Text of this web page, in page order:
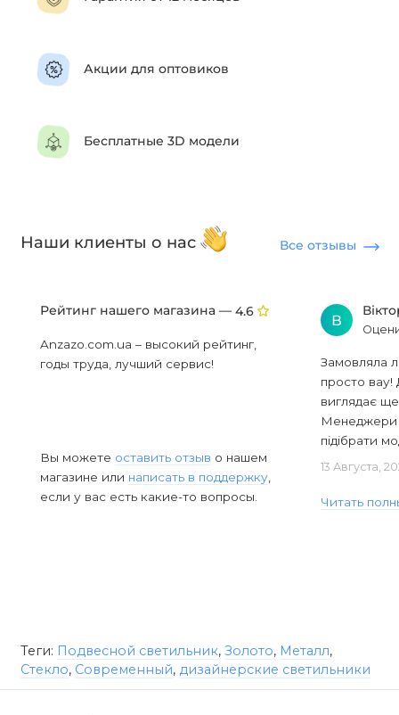
Акции для оптовиков
Бесплатные 3D модели
Наши клиенты о нас Все отзывы
Рейтинг нашего магазина — 4.6
Anzazo.com.ua – высокий рейтинг,
годы труда, лучший сервис!
Вы можете оставить отзыв о нашем
магазине или написать в поддержку,
если у вас есть какие-то вопросы.
В
Замовляла
просто вау!
виглядає
Менеджери
підібрати
13 Августа,
Читать
Теги: Подвесной светильник, Золото, Металл,
Стекло, Современный, дизайнерские светильники